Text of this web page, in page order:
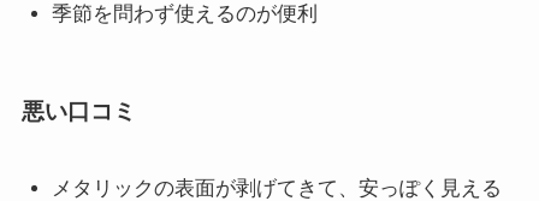
季節を問わず使えるのが便利
悪い口コミ
メタリックの表面が剥げてきて、安っぽく見える